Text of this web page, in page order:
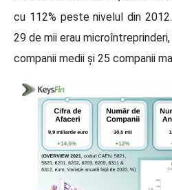
cu 112% peste nivelul din
29 de mii erau
companii medii și 25 companii